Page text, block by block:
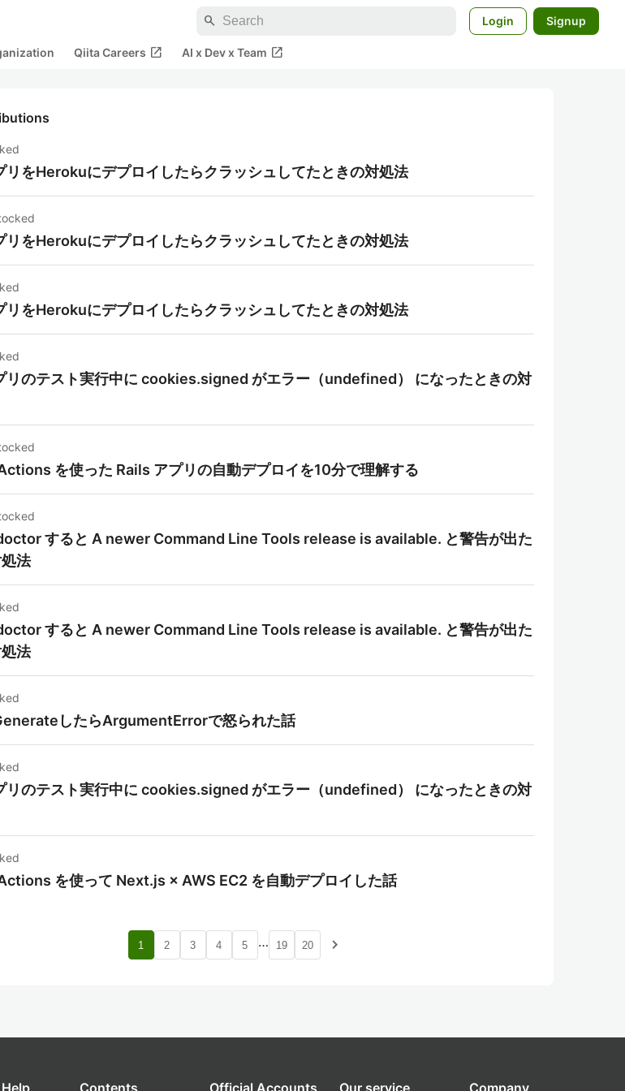
search Login Signup
Qiita Careers open_in_new AI x Dev x Team open_in_new
リをHerokuにデプロイしたらクラッシュしてたときの対処法
リをHerokuにデプロイしたらクラッシュしてたときの対処法
リをHerokuにデプロイしたらクラッシュしてたときの対処法
リのテスト実行中に cookies.signed がエラー（undefined） になったときの対
を使った Rails アプリの自動デプロイを10分で理解する
すると A newer Command Line Tools release is available. と警告が出た
法
すると A newer Command Line Tools release is available. と警告が出た
法
したらArgumentErrorで怒られた話
リのテスト実行中に cookies.signed がエラー（undefined） になったときの対
を使って Next.js × AWS EC2 を自動デプロイした話
1 2 3 4 5 … 19 20 navigate_next
Contents Official Accounts Our service Company